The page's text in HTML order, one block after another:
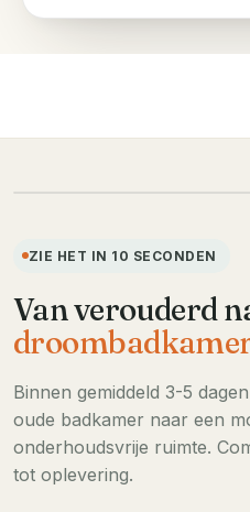
ZIE HET IN 10 SECONDEN
Van verouderd
Binnen gemiddeld 3-5
oude badkamer naar een
onderhoudsvrije ruimte.
tot oplevering.